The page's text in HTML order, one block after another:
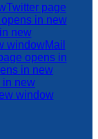
Twitter page
in new
new
windowMail
opens in
in new
in new
window